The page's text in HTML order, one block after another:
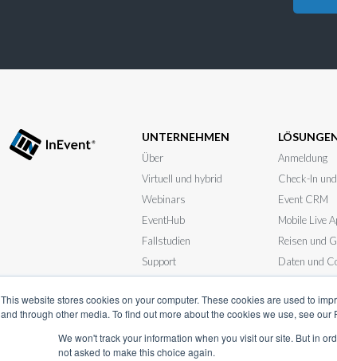
This website stores cookies on your computer. These cookies are used to
and through other media. To find out more about the cookies we use, see our
We won't track your information when you visit our site. But in
not asked to make this choice again.
UNTERNEHMEN
Über
Virtuell und hybrid
Webinars
EventHub
Fallstudien
Support
Anmeldung
Check-In
Event CRM
Mobile Live
Reisen und
Daten und